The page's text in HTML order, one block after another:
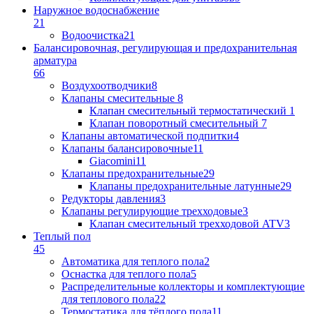
Наружное водоснабжение
21
Водоочистка21
Балансировочная, регулирующая и предохранительная
арматура
66
Воздухоотводчики8
Клапаны cмесительные 8
Клапан cмесительный термостатический 1
Клапан поворотный cмесительный 7
Клапаны автоматической подпитки4
Клапаны балансировочные11
Giacomini11
Клапаны предохранительные29
Клапаны предохранительные латунные29
Редукторы давления3
Клапаны регулирующие трехходовые3
Клапан смесительный трехходовой ATV3
Теплый пол
45
Автоматика для теплого пола2
Оснастка для теплого пола5
Распределительные коллекторы и комплектующие
для теплового пола22